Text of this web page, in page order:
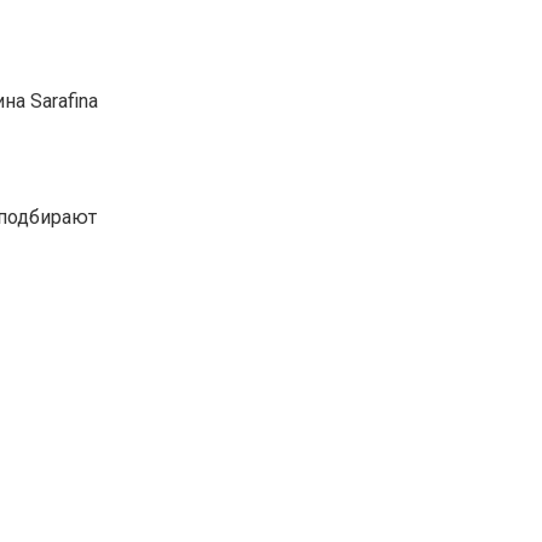
Sarafina